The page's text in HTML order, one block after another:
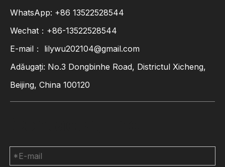
WhatsApp: +86 13522528544
Wechat：+86-13522528544
E-mail： lilywu202104@gmail.com
Adăugați: No.3 Dongbinhe Road, Districtul Xicheng,
Beijing, China 100120